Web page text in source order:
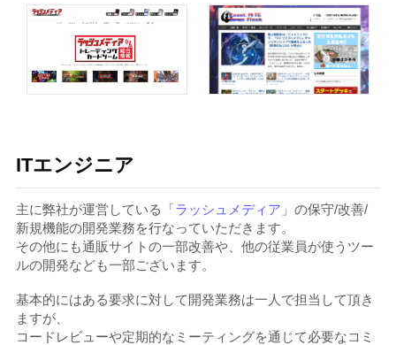
ITエンジニア
主に弊社が運営している「ラッシュメディア 」の保守/改善/
新規機能の開発業務を行なっていただきます。
その他にも通販サイトの一部改善や、他の従業員が使うツー
ルの開発なども一部ございます。
基本的にはある要求に対して開発業務は一人で担当して頂き
ますが、
コードレビューや定期的なミーティングを通じて必要なコミ